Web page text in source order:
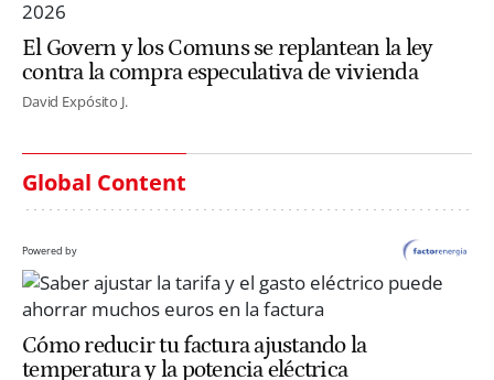
El Govern y los Comuns se replantean la ley
contra la compra especulativa de vivienda
David Expósito J.
Global Content
Powered by
Cómo reducir tu factura ajustando la
temperatura y la potencia eléctrica